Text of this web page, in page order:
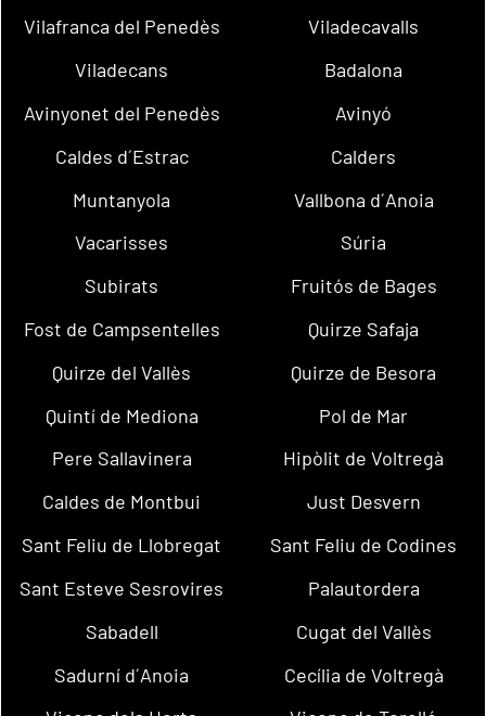
Vilafranca del Penedès
Viladecavalls
Viladecans
Badalona
Avinyonet del Penedès
Avinyó
Caldes d´Estrac
Calders
Muntanyola
Vallbona d´Anoia
Vacarisses
Súria
Subirats
Fruitós de Bages
Fost de Campsentelles
Quirze Safaja
Quirze del Vallès
Quirze de Besora
Quintí de Mediona
Pol de Mar
Pere Sallavinera
Hipòlit de Voltregà
Caldes de Montbui
Just Desvern
Sant Feliu de Llobregat
Sant Feliu de Codines
Sant Esteve Sesrovires
Palautordera
Sabadell
Cugat del Vallès
Sadurní d´Anoia
Cecília de Voltregà